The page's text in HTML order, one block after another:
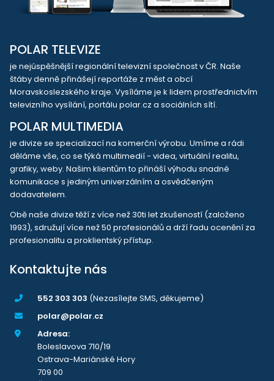
POLAR TELEVIZE
je nejúspěšnější regionální televizní společnost v ČR. Naše
štáby denně přinášejí reportáže z měst a obcí
Moravskoslezského kraje. Vysíláme je k lidem prostřednictvím
televizního vysílání, portálu polar.cz a sociálních sítí.
POLAR MULTIMEDIA
je divize se specializací na komerční výrobu. Umíme a rádi
děláme vše, co se týká multimedií - videa, virtuální realitu,
grafiky, weby. Našim klientům to přináší výhodu snadné
komunikace s jediným univerzálním a osvědčeným
dodavatelem.
Obě naše divize těží z více než 30ti let zkušeností (založeno
1993), sdružují více než 50 profesionálů a drží řadu ocenění za
profesionalitu a proklientský přístup.
Kontaktujte nás
552 303 303 (Nezasílejte SMS, děkujeme)
polar@polar.cz
Adresa:
Boleslavova 710/19
Ostrava-Mariánské Hory
709 00